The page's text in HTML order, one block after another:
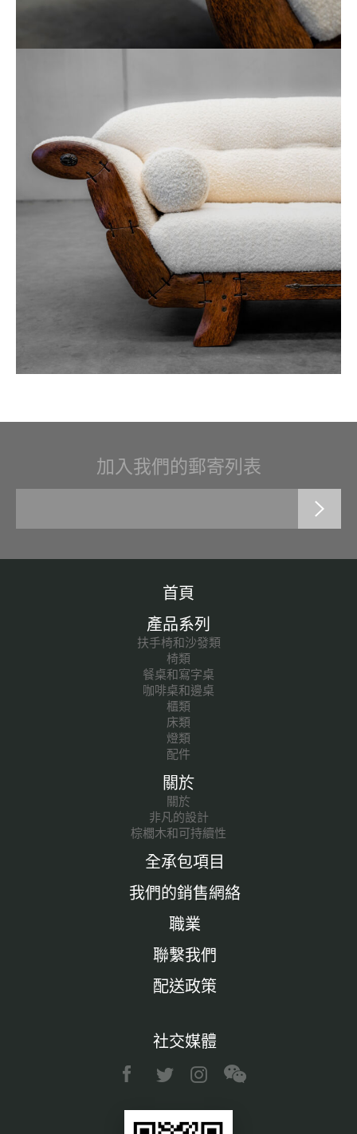
加入我們的郵寄列表
首頁
產品系列
扶手椅和沙發類
椅類
餐桌和寫字桌
咖啡桌和邊桌
櫃類
床類
燈類
配件
關於
關於
非凡的設計
棕櫚木和可持續性
全承包項目
我們的銷售網絡
職業
聯繫我們
配送政策
社交媒體